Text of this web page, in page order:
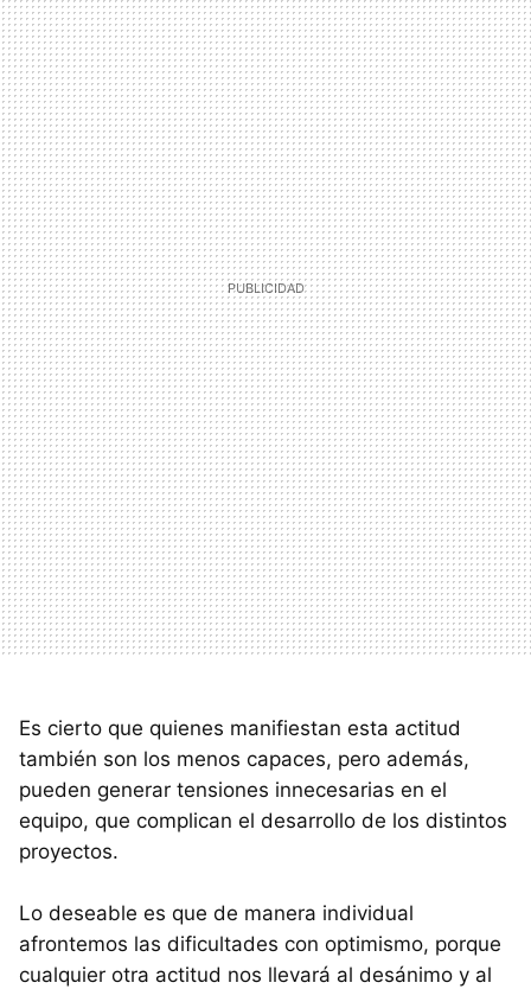
Es cierto que quienes manifiestan esta actitud
también son los menos capaces, pero además,
pueden generar tensiones innecesarias en el
equipo, que complican el desarrollo de los distintos
proyectos.
Lo deseable es que de manera individual
afrontemos las dificultades con optimismo, porque
cualquier otra actitud nos llevará al desánimo y al